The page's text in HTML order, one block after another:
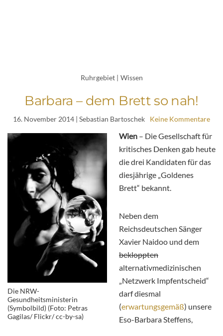
Ruhrgebiet | Wissen
Barbara – dem Brett so nah!
16. November 2014 | Sebastian Bartoschek Keine Kommentare
Die NRW-
Gesundheitsministerin
(Symbolbild) (Foto: Petras
Gagilas/ Flickr/ cc-by-sa)
Wien – Die Gesellschaft für
kritisches Denken gab heute
die drei Kandidaten für das
diesjährige „Goldenes
Brett“ bekannt.
Neben dem
Reichsdeutschen Sänger
Xavier Naidoo und dem
bekloppten
alternativmedizinischen
„Netzwerk Impfentscheid“
darf diesmal
(erwartungsgemäß) unsere
Eso-Barbara Steffens,